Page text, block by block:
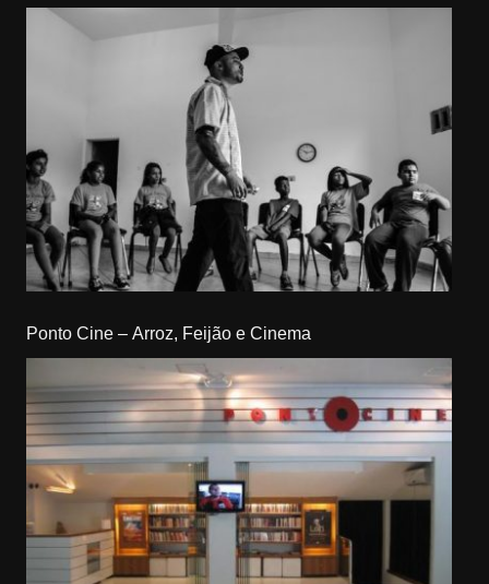
Ponto Cine – Arroz, Feijão e Cinema